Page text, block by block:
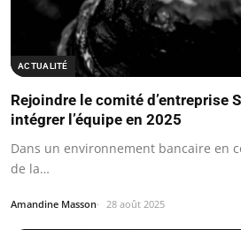
ACTUALITÉ
Rejoindre le comité d’entreprise
intégrer l’équipe en 2025
Dans un environnement bancaire en
de la…
Amandine Masson 28 août 2025